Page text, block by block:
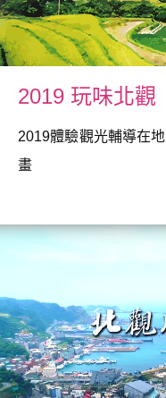
2019 玩味北觀
2019體驗觀光輔導在
畫